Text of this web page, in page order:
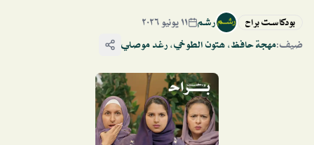
بودكاست براح
رشم
١١ يونيو ٢٠٢٦
ضيف:مهجة حافظ،هتون الطوخي،رغد موصلي